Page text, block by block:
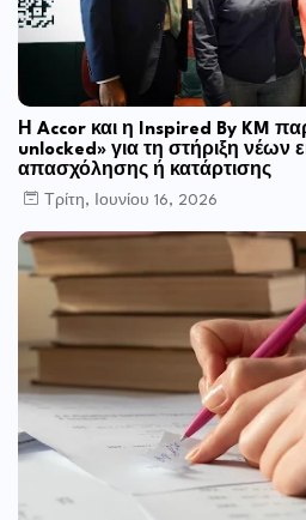
Η Accor και η Inspired By KM
unlocked» για τη στήριξη νέων
απασχόλησης ή κατάρτισης
Τρίτη, Ιουνίου 16, 2026